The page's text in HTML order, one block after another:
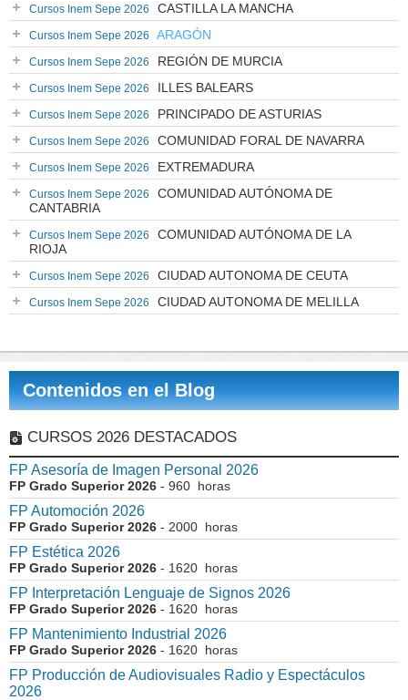
Cursos Inem Sepe 2026 CASTILLA LA MANCHA
Cursos Inem Sepe 2026 ARAGÓN
Cursos Inem Sepe 2026 REGIÓN DE MURCIA
Cursos Inem Sepe 2026 ILLES BALEARS
Cursos Inem Sepe 2026 PRINCIPADO DE ASTURIAS
Cursos Inem Sepe 2026 COMUNIDAD FORAL DE NAVARRA
Cursos Inem Sepe 2026 EXTREMADURA
Cursos Inem Sepe 2026
COMUNIDAD AUTÓNOMA DE
CANTABRIA
Cursos Inem Sepe 2026
COMUNIDAD AUTÓNOMA DE LA
RIOJA
Cursos Inem Sepe 2026 CIUDAD AUTONOMA DE CEUTA
Cursos Inem Sepe 2026 CIUDAD AUTONOMA DE MELILLA
Contenidos en el Blog
CURSOS 2026 DESTACADOS
FP Asesoría de Imagen Personal 2026
FP Grado Superior 2026 - 960 horas
FP Automoción 2026
FP Grado Superior 2026 - 2000 horas
FP Estética 2026
FP Grado Superior 2026 - 1620 horas
FP Interpretación Lenguaje de Signos 2026
FP Grado Superior 2026 - 1620 horas
FP Mantenimiento Industrial 2026
FP Grado Superior 2026 - 1620 horas
FP Producción de Audiovisuales Radio y Espectáculos
2026